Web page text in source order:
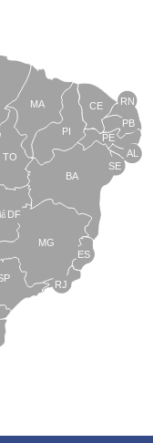
TO
BA
SE
PE
AL
RN
CE
PI
MA
MG
RJ
ES
DF
PB